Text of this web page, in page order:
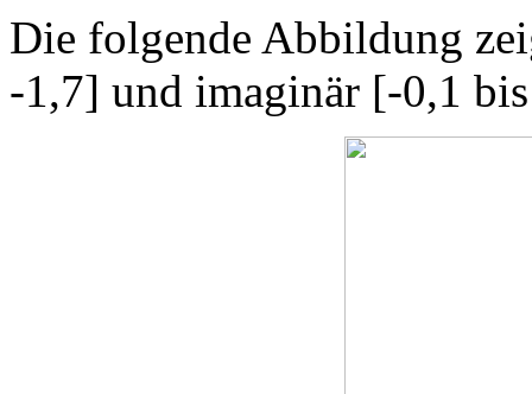
Die folgende Abbildung
-1,7] und imaginär [-0,1